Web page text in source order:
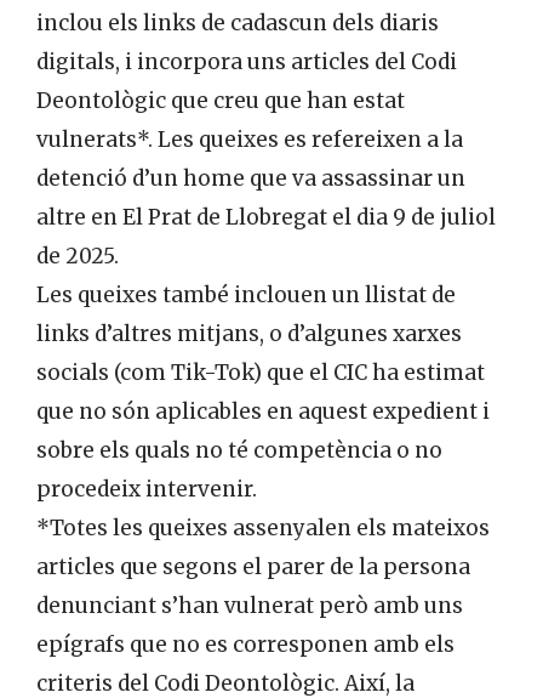
inclou els links de cadascun dels diaris
digitals, i incorpora uns articles del Codi
Deontològic que creu que han estat
vulnerats*. Les queixes es refereixen a la
detenció d’un home que va assassinar un
altre en El Prat de Llobregat el dia 9 de juliol
de 2025.
Les queixes també inclouen un llistat de
links d’altres mitjans, o d’algunes xarxes
socials (com Tik-Tok) que el CIC ha estimat
que no són aplicables en aquest expedient i
sobre els quals no té competència o no
procedeix intervenir.
*Totes les queixes assenyalen els mateixos
articles que segons el parer de la persona
denunciant s’han vulnerat però amb uns
epígrafs que no es corresponen amb els
criteris del Codi Deontològic. Així, la